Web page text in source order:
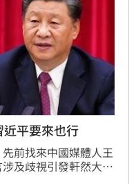
平要來也行
前找來中國媒體人王
及歧視引發軒然大